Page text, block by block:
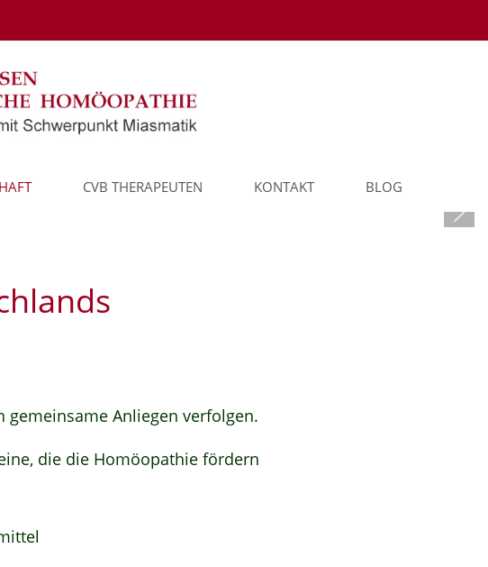
CVB THERAPEUTEN KONTAKT BLOG
Anliegen verfolgen.
die die Homöopathie fördern